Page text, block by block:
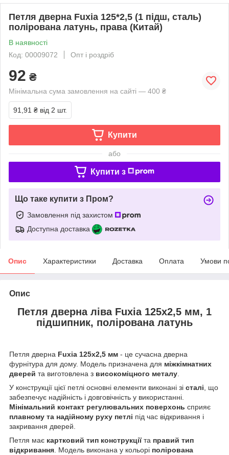
Петля дверна Fuxia 125*2,5 (1 підш, сталь)
полірована латунь, права (Китай)
В наявності
Код: 00009072
Опт і роздріб
92 ₴
Мінімальна сума замовлення на сайті — 400 ₴
91,91 ₴ від 2 шт.
Купити
або
Купити з
Що таке купити з Пром?
Замовлення під захистом
Доступна доставка
Опис Характеристики Доставка Оплата Умови
Опис
Петля дверна ліва Fuxia 125x2,5 мм, 1
підшипник, полірована латунь
Петля дверна Fuxia 125x2,5 мм - це сучасна дверна
фурнітура для дому. Модель призначена для міжкімнатних
дверей та виготовлена з високоміцного металу.
У конструкції цієї петлі основні елементи виконані зі сталі, що
забезпечує надійність і довговічність у використанні.
Мінімальний контакт регулювальних поверхонь сприяє
плавному та надійному руху петлі під час відкривання і
закривання дверей.
Петля має картковий тип конструкціїта правий тип
відкривання. Модель виконана у кольорі полірована